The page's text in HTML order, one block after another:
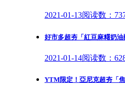
2021-01-13阅读数：
好市多超夯「紅豆麻糬奶油
2021-01-14阅读数：
YTM限定！亞尼克超夯「